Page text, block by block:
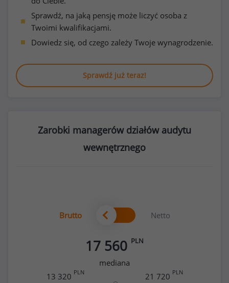
Sprawdź, na jaką pensję może liczyć osoba z
Twoimi kwalifikacjami.
Dowiedz się, od czego zależy Twoje wynagrodzenie.
Sprawdź już teraz!
Zarobki managerów działów audytu
wewnętrznego
Brutto Netto
17 560 PLN
mediana
13 320 PLN 21 720 PLN